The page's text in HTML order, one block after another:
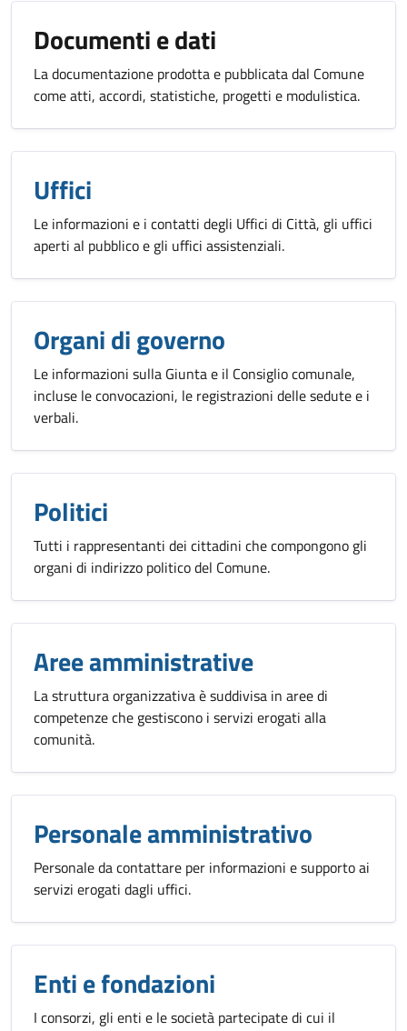
Documenti e dati
La documentazione prodotta e pubblicata dal Comune
come atti, accordi, statistiche, progetti e modulistica.
Uffici
Le informazioni e i contatti degli Uffici di Città, gli uffici
aperti al pubblico e gli uffici assistenziali.
Organi di governo
Le informazioni sulla Giunta e il Consiglio comunale,
incluse le convocazioni, le registrazioni delle sedute e i
verbali.
Politici
Tutti i rappresentanti dei cittadini che compongono gli
organi di indirizzo politico del Comune.
Aree amministrative
La struttura organizzativa è suddivisa in aree di
competenze che gestiscono i servizi erogati alla
comunità.
Personale amministrativo
Personale da contattare per informazioni e supporto ai
servizi erogati dagli uffici.
Enti e fondazioni
I consorzi, gli enti e le società partecipate di cui il